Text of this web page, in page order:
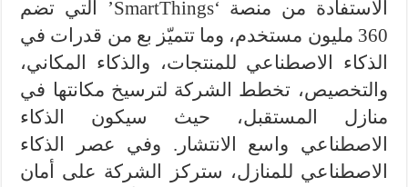
الاستفادة من منصة ‘SmartThings’ التي تضم
360 مليون مستخدم، وما تتميّز بع من قدرات في
الذكاء الاصطناعي للمنتجات، والذكاء المكاني،
والتخصيص، تخطط الشركة لترسيخ مكانتها في
منازل المستقبل، حيث سيكون الذكاء
الاصطناعي واسع الانتشار. وفي عصر الذكاء
الاصطناعي للمنازل، ستركز الشركة على أمان